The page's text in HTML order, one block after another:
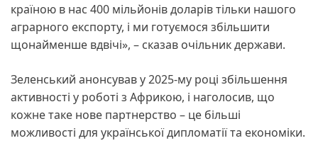
країною в нас 400 мільйонів доларів тільки нашого
аграрного експорту, і ми готуємося збільшити
щонайменше вдвічі», – сказав очільник держави.
Зеленський анонсував у 2025-му році збільшення
активності у роботі з Африкою, і наголосив, що
кожне таке нове партнерство – це більші
можливості для української дипломатії та економіки.